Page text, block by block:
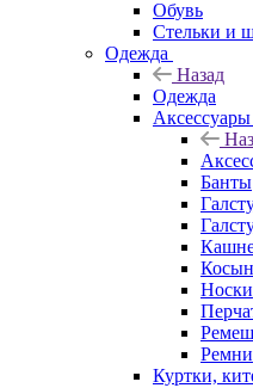
Обувь
Стельки и
Одежда
Назад
Одежда
Банты
Носки
Ремни
Куртки,